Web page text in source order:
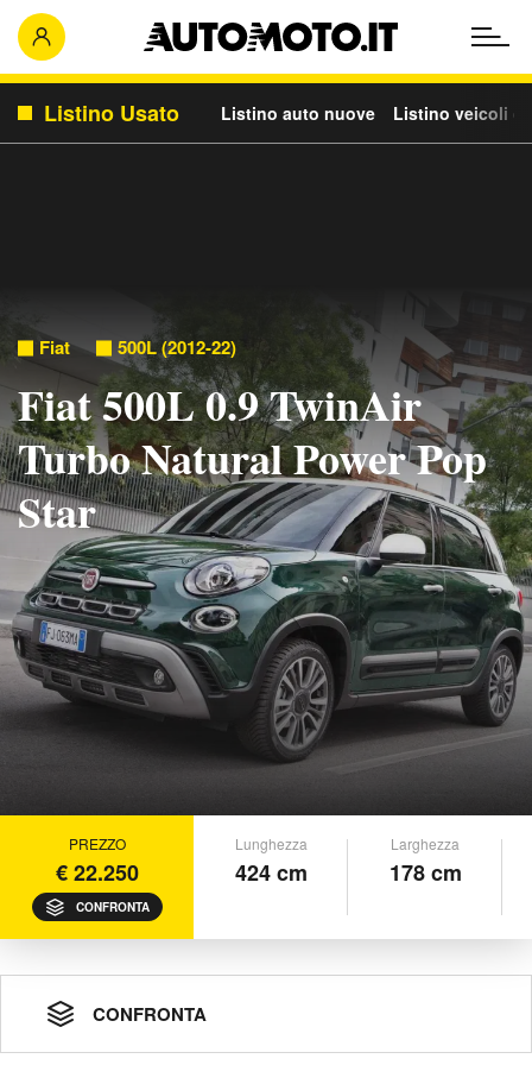
Listino Usato Listino auto nuove Listino veicoli
Fiat 500L (2012-22)
Fiat 500L 0.9 TwinAir
Turbo Natural Power Pop
Star
PREZZO
€ 22.250
CONFRONTA
Lunghezza
424 cm
Larghezza
178 cm
CONFRONTA